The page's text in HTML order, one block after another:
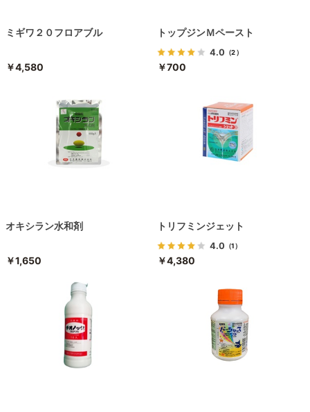
ミギワ２０フロアブル
￥4,580
トップジンＭペースト
4.0 （2）
￥700
オキシラン水和剤
￥1,650
トリフミンジェット
4.0 （1）
￥4,380